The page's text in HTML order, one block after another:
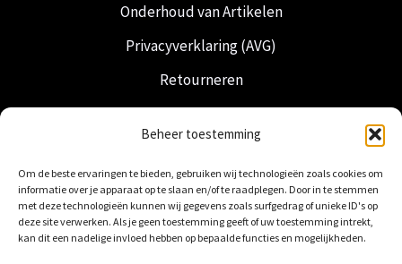
Beheer toestemming
Om de beste ervaringen te bieden, gebruiken wij technologieën zoals cookies om
informatie over je apparaat op te slaan en/of te raadplegen. Door in te stemmen
met deze technologieën kunnen wij gegevens zoals surfgedrag of unieke ID's op
deze site verwerken. Als je geen toestemming geeft of uw toestemming intrekt,
kan dit een nadelige invloed hebben op bepaalde functies en mogelijkheden.
Onderhoud van Artikelen
Privacyverklaring (AVG)
Retourneren
Verzending & Levering
Nederlandse Regalia